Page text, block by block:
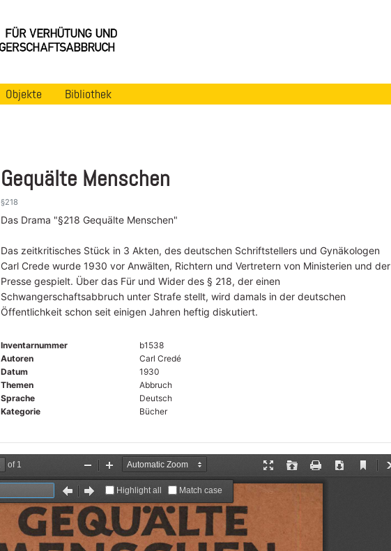
Objekte Bibliothek
Gequälte Menschen
§218
Das Drama "§218 Gequälte Menschen"
Das zeitkritisches Stück in 3 Akten, des deutschen Schriftstellers und Gynäkologen
Carl Crede wurde 1930 vor Anwälten, Richtern und Vertretern von Ministerien und der
Presse gespielt. Über das Für und Wider des § 218, der einen
Schwangerschaftsabbruch unter Strafe stellt, wird damals in der deutschen
Öffentlichkeit schon seit einigen Jahren heftig diskutiert.
Inventarnummer
b1538
Autoren
Carl Credé
Datum
1930
Themen
Abbruch
Sprache
Deutsch
Kategorie
Bücher